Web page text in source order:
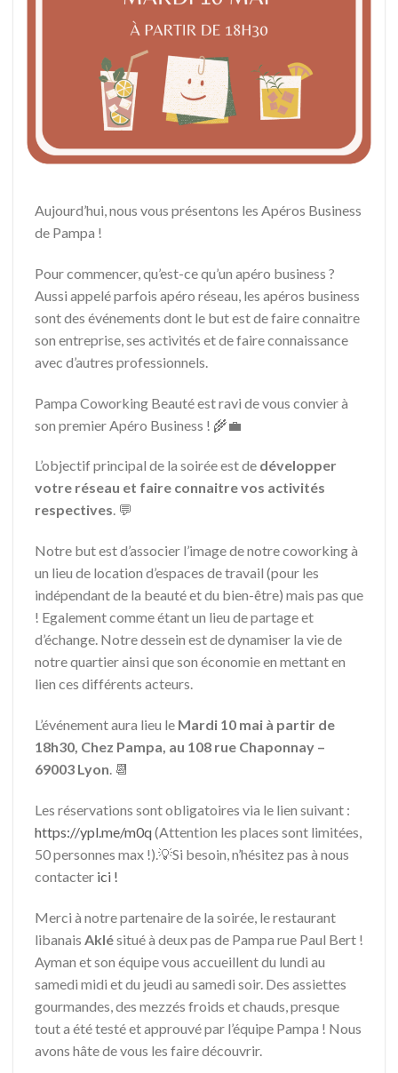
Aujourd’hui, nous vous présentons les Apéros Business
de Pampa !
Pour commencer, qu’est-ce qu’un apéro business ?
Aussi appelé parfois apéro réseau, les apéros business
sont des événements dont le but est de faire connaitre
son entreprise, ses activités et de faire connaissance
avec d’autres professionnels.
Pampa Coworking Beauté est ravi de vous convier à
son premier Apéro Business ! 🌾💼
L’objectif principal de la soirée est de développer
votre réseau et faire connaitre vos activités
respectives. 💬
Notre but est d’associer l’image de notre coworking à
un lieu de location d’espaces de travail (pour les
indépendant de la beauté et du bien-être) mais pas que
! Egalement comme étant un lieu de partage et
d’échange. Notre dessein est de dynamiser la vie de
notre quartier ainsi que son économie en mettant en
lien ces différents acteurs.
L’événement aura lieu le Mardi 10 mai à partir de
18h30, Chez Pampa, au 108 rue Chaponnay –
69003 Lyon. 📆
Les réservations sont obligatoires via le lien suivant :
https://ypl.me/m0q(Attention les places sont limitées,
50 personnes max !).💡Si besoin, n’hésitez pas à nous
contacter ici !
Merci à notre partenaire de la soirée, le restaurant
libanais Aklésitué à deux pas de Pampa rue Paul Bert !
Ayman et son équipe vous accueillent du lundi au
samedi midi et du jeudi au samedi soir. Des assiettes
gourmandes, des mezzés froids et chauds, presque
tout a été testé et approuvé par l’équipe Pampa ! Nous
avons hâte de vous les faire découvrir.